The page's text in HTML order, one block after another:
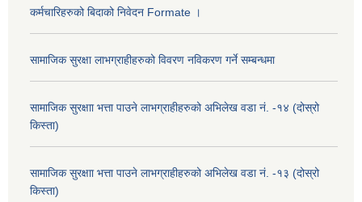
कर्मचारिहरुको बिदाको निवेदन Formate ।
सामाजिक सुरक्षा लाभग्राहीहरुको विवरण नविकरण गर्ने सम्बन्धमा
सामाजिक सुरक्षाा भत्ता पाउने लाभग्राहीहरुको अभिलेख वडा नं. -१४ (दोस्रो
किस्ता)
सामाजिक सुरक्षाा भत्ता पाउने लाभग्राहीहरुको अभिलेख वडा नं. -१३ (दोस्रो
किस्ता)